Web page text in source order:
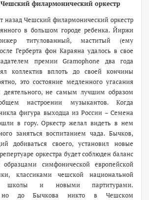
филармонический оркестр
назад Чешский филармонический оркестр
в большом городе ребенка. Йиржи
титулованный, маститый (ему
Герберта фон Караяна удалось в свое
премии Gramophone два года
коллектив вплоть до своей кончины
это состояние медленного угасания
деятельного, не самым лучшим образом
настроении музыкантов. Когда
фигура выходца из России – Семена
в гору. Оркестр желал видеть в нем
заняться воспитанием чада. Бычков,
добиваться своего, установил новые
оркестра будет соблюден баланс
симфонической европейской
классиками чешской национальной
школы и новыми партитурами.
но до Бычкова никто в Чешском